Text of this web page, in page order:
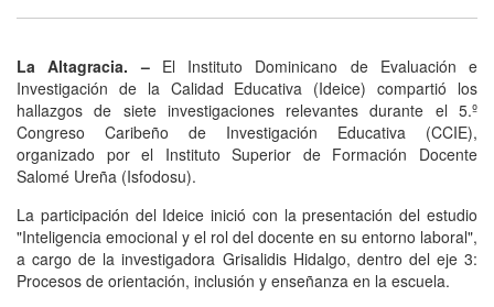
La Altagracia. –El Instituto Dominicano de Evaluación e
Investigación de la Calidad Educativa (Ideice) compartió los
hallazgos de siete investigaciones relevantes durante el 5.º
Congreso Caribeño de Investigación Educativa (CCIE),
organizado por el Instituto Superior de Formación Docente
Salomé Ureña (Isfodosu).
La participación del Ideice inició con la presentación del estudio
"Inteligencia emocional y el rol del docente en su entorno laboral",
a cargo de la investigadora Grisalidis Hidalgo, dentro del eje 3:
Procesos de orientación, inclusión y enseñanza en la escuela.